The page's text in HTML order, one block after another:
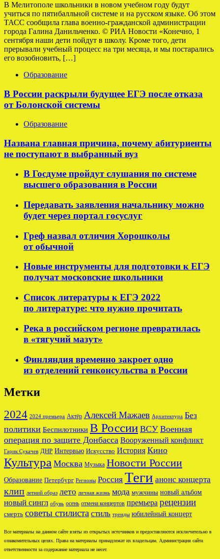
В Мелитополе школьники в новом учебном году будут
учиться по пятибалльной системе и на русском языке. Об этом
ТАСС сообщила глава военно-гражданской администрации
города Галина Данильченко. © РИА Новости «Конечно, 1
сентября наши дети пойдут в школу. Кроме того, дети
прерывали учебный процесс на три месяца, и мы постарались
его возобновить, […]
Образование
В России раскрыли будущее ЕГЭ после отказа
от Болонской системы
Образование
Названа главная причина, почему абитуриенты
не поступают в выбранный вуз
В Госдуме пройдут слушания по системе
высшего образования в России
Передавать заявления начальнику можно
будет через портал госуслуг
Греф назвал отличия Хорошколы
от обычной
Новые инструменты для подготовки к ЕГЭ
получат московские школьники
Список литературы к ЕГЭ 2022
по литературе: что нужно прочитать
Река в российском регионе превратилась
в «тягучий мазут»
Финляндия временно закроет одно
из отделений генконсульства в России
Метки
2024 2024 премьера Актёр Алексей Мажаев Архитектура Без
политики Беспилотники В России ВСУ Военная
операция по защите Донбасса Вооруженный конфликт
Гарик Сукачев ДНР Интервью Искусство История Кино
Культура Москва Музыка Новости России
Образование Петербург Регионы Россия Теги анонс концерта
клип летний образ лето личная жизнь мода мужчины новый альбом
новый сингл обувь осень отмена концертов премьера рецензии
смерть советы стилиста стиль тренды юбилейный концерт
Все материалы на данном сайте взяты из открытых источников и предоставляются исключительно в
ознакомительных целях. Права на материалы принадлежат их владельцам. Администрация сайта
ответственности за содержание материала не несет.